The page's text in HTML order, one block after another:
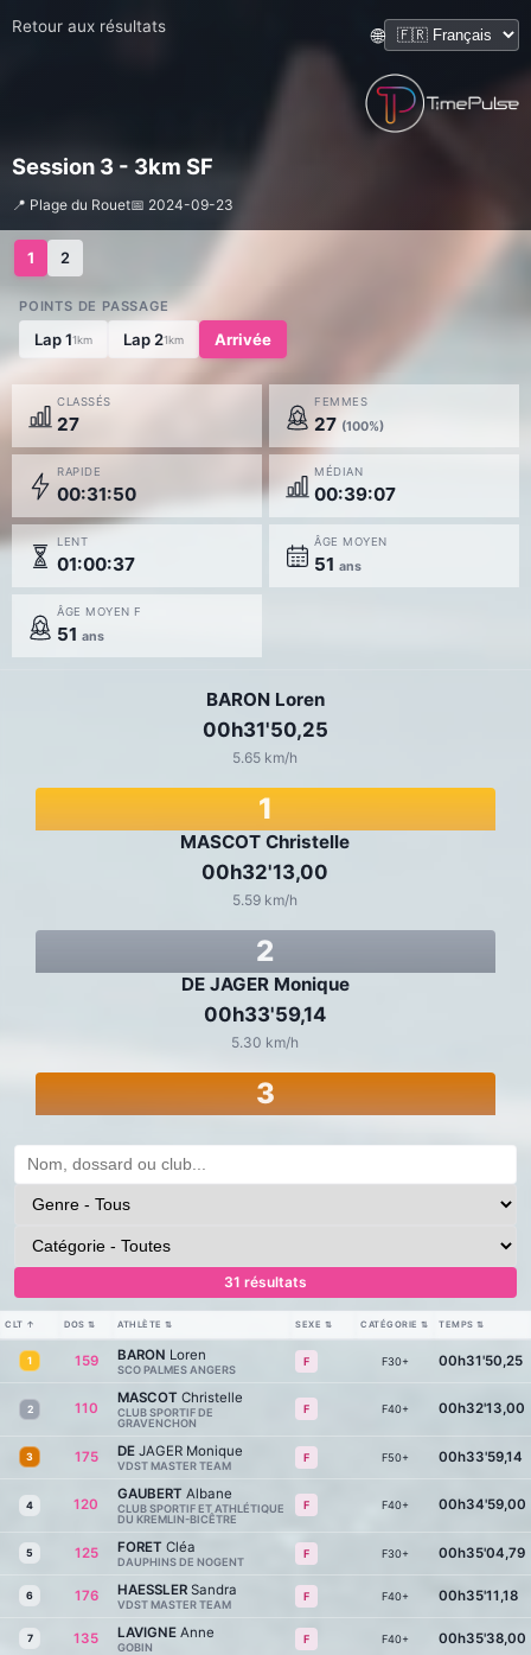
Retour aux résultats 🌐
Session 3 - 3km SF
📍 Plage du Rouet📅 2024-09-23
1 2
POINTS DE PASSAGE
Lap 11km Lap 21km Arrivée
CLASSÉS
27
FEMMES
27 (100%)
RAPIDE
00:31:50
MÉDIAN
00:39:07
LENT
01:00:37
ÂGE MOYEN
51 ans
ÂGE MOYEN F
51 ans
MASCOT Christelle
00h32'13,00
5.59 km/h
2
BARON Loren
00h31'50,25
5.65 km/h
1
DE JAGER Monique
00h33'59,14
5.30 km/h
3
31 résultats
CLT ↑ DOS ⇅ ATHLÈTE ⇅ SEXE ⇅ CATÉGORIE ⇅ TEMPS ⇅
1 159 BARON Loren
SCO PALMES ANGERS
F F30+ 00h31'50,25
2 110
MASCOT Christelle
CLUB SPORTIF DE
GRAVENCHON
F F40+ 00h32'13,00
3 175 DE JAGER Monique
VDST MASTER TEAM
F F50+ 00h33'59,14
4 120
GAUBERT Albane
CLUB SPORTIF ET ATHLÉTIQUE
DU KREMLIN-BICÊTRE
F F40+ 00h34'59,00
5 125 FORET Cléa
DAUPHINS DE NOGENT
F F30+ 00h35'04,79
6 176 HAESSLER Sandra
VDST MASTER TEAM
F F40+ 00h35'11,18
7 135 LAVIGNE Anne
GOBIN
F F40+ 00h35'38,00